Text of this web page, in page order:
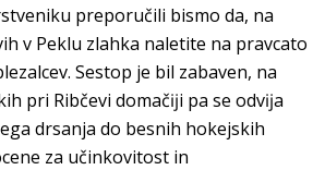
preporučili bismo da, na
v Peklu zlahka naletite na pravcato
Sestop je bil zabaven, na
pri Ribčevi domačĳi pa se odvĳa
drsanja do besnih hokejskih
za učinkovitost in